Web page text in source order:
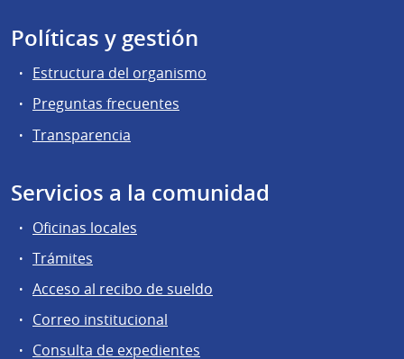
Políticas y gestión
Estructura del organismo
Preguntas frecuentes
Transparencia
Servicios a la comunidad
Oficinas locales
Trámites
Acceso al recibo de sueldo
Correo institucional
Consulta de expedientes